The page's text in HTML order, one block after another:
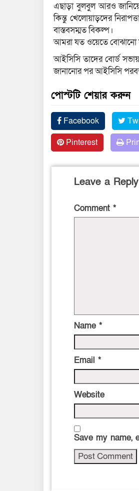
এছাড়া বুলবুল আরও
কিন্তু খেলোয়াড়দের
বাস্তবসম্মত বিকল্প।
আমরা যত ওয়েতে
আইসিসি তাদের বোর্ড সভায়
জানানোর পর আইসিসি
পোস্টটি শেয়ার করুন
Facebook
Pinterest
Leave a Reply
Comment *
Name *
Email *
Website
Save my name,